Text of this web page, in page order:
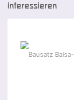
interessieren